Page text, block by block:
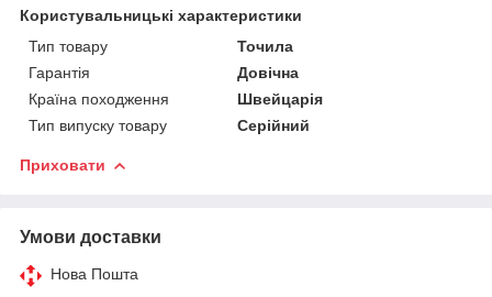
Користувальницькі характеристики
Тип товару
Точила
Гарантія
Довічна
Країна походження
Швейцарія
Тип випуску товару
Серійний
Приховати
Умови доставки
Нова Пошта